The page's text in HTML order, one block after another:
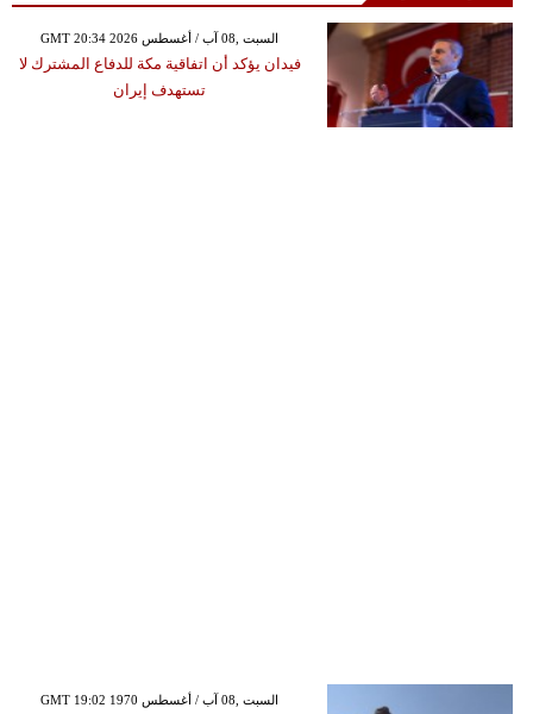
GMT 20:34 2026 السبت ,08 آب / أغسطس
فيدان يؤكد أن اتفاقية مكة للدفاع المشترك لا
تستهدف إيران
GMT 19:02 1970 السبت ,08 آب / أغسطس